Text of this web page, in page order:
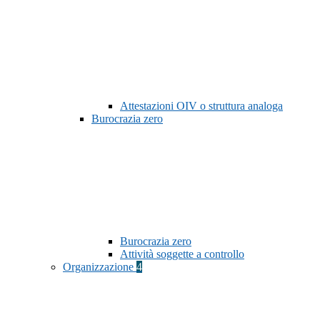
Attestazioni OIV o struttura analoga
Burocrazia zero
Burocrazia zero
Attività soggette a controllo
Organizzazione 4